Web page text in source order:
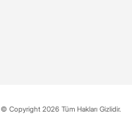
© Copyright 2026 Tüm Hakları Gizlidir.